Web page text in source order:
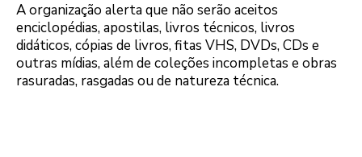
A organização alerta que não serão aceitos
enciclopédias, apostilas, livros técnicos, livros
didáticos, cópias de livros, fitas VHS, DVDs, CDs e
outras mídias, além de coleções incompletas e obras
rasuradas, rasgadas ou de natureza técnica.